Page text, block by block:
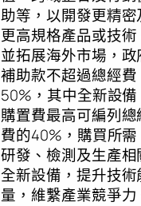
助等，以開發更精密
更高規格產品或技術
並拓展海外市場，政
補助款不超過總經費
50%，其中全新設備
購置費最高可編列總
費的40%，購買所需
研發、檢測及生產相
全新設備，提升技術
量，維繫產業競爭力